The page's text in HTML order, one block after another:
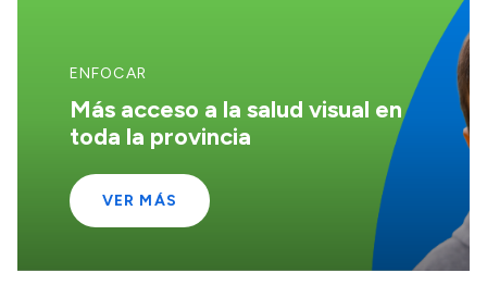
Transparencia
Presupuesto
Boletín Oficial
Consulta de expedientes
ENFOCAR
Más acceso a la salud visual en
toda la provincia
VER MÁS